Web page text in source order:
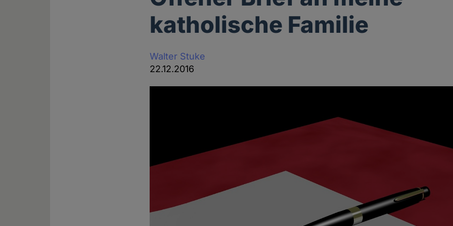
katholische Familie
Walter Stuke
22.12.2016